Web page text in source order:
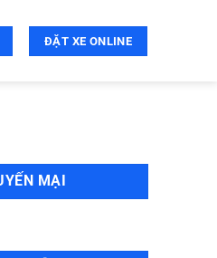
ĐẶT XE ONLINE
MẠI